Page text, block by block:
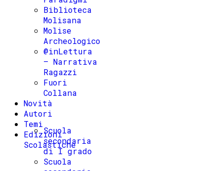
Biblioteca
Molisana
Molise
Archeologico
@inLettura
– Narrativa
Ragazzi
Fuori
Collana
Novità
Autori
Temi
Edizioni
Scolastiche
Scuola
secondaria
di I grado
Scuola